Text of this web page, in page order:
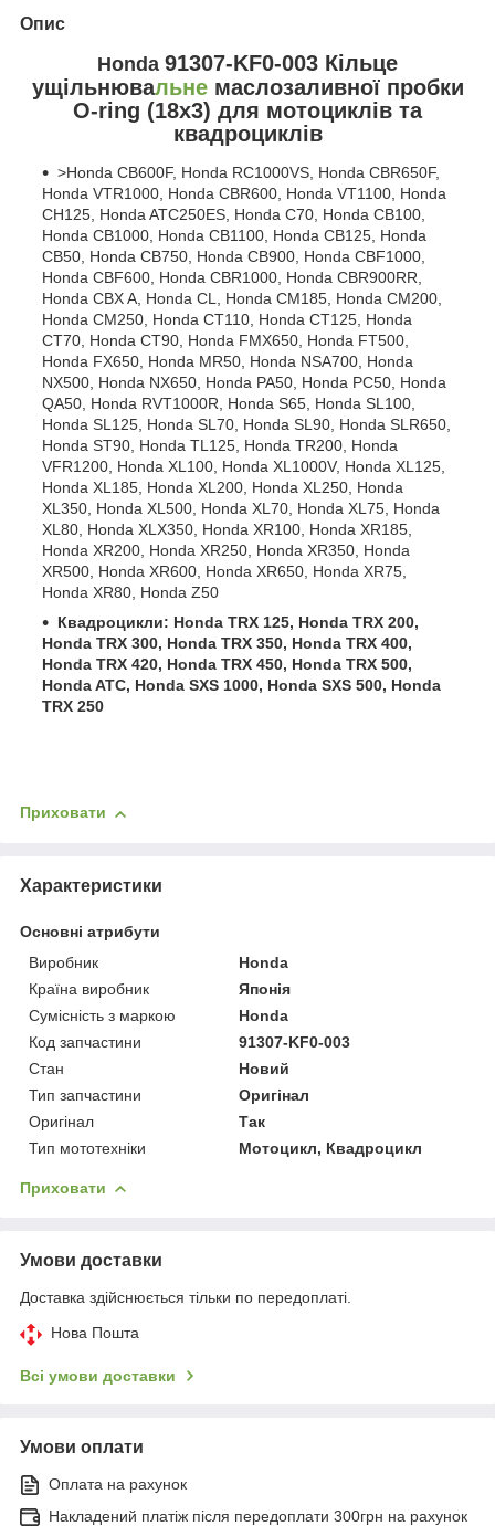
Опис
Honda 91307-KF0-003 Кільце
ущільнювальне маслозаливної пробки
O-ring (18x3) для мотоциклів та
квадроциклів
>Honda CB600F, Honda RC1000VS, Honda CBR650F,
Honda VTR1000, Honda CBR600, Honda VT1100, Honda
CH125, Honda ATC250ES, Honda C70, Honda CB100,
Honda CB1000, Honda CB1100, Honda CB125, Honda
CB50, Honda CB750, Honda CB900, Honda CBF1000,
Honda CBF600, Honda CBR1000, Honda CBR900RR,
Honda CBX A, Honda CL, Honda CM185, Honda CM200,
Honda CM250, Honda CT110, Honda CT125, Honda
CT70, Honda CT90, Honda FMX650, Honda FT500,
Honda FX650, Honda MR50, Honda NSA700, Honda
NX500, Honda NX650, Honda PA50, Honda PC50, Honda
QA50, Honda RVT1000R, Honda S65, Honda SL100,
Honda SL125, Honda SL70, Honda SL90, Honda SLR650,
Honda ST90, Honda TL125, Honda TR200, Honda
VFR1200, Honda XL100, Honda XL1000V, Honda XL125,
Honda XL185, Honda XL200, Honda XL250, Honda
XL350, Honda XL500, Honda XL70, Honda XL75, Honda
XL80, Honda XLX350, Honda XR100, Honda XR185,
Honda XR200, Honda XR250, Honda XR350, Honda
XR500, Honda XR600, Honda XR650, Honda XR75,
Honda XR80, Honda Z50
Квадроцикли: Honda TRX 125, Honda TRX 200,
Honda TRX 300, Honda TRX 350, Honda TRX 400,
Honda TRX 420, Honda TRX 450, Honda TRX 500,
Honda ATC, Honda SXS 1000, Honda SXS 500, Honda
TRX 250
Приховати
Характеристики
Основні атрибути
Виробник
Honda
Країна виробник
Японія
Сумісність з маркою
Honda
Код запчастини
91307-KF0-003
Стан
Новий
Тип запчастини
Оригінал
Оригінал
Так
Тип мототехніки
Мотоцикл, Квадроцикл
Приховати
Умови доставки
Доставка здійснюється тільки по передоплаті.
Нова Пошта
Всі умови доставки
Умови оплати
Оплата на рахунок
Накладений платіж після передоплати 300грн на рахунок